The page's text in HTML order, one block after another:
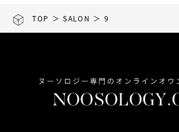
TOP ＞SALON ＞ 9